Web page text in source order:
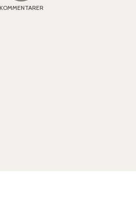
KOMMENTARER